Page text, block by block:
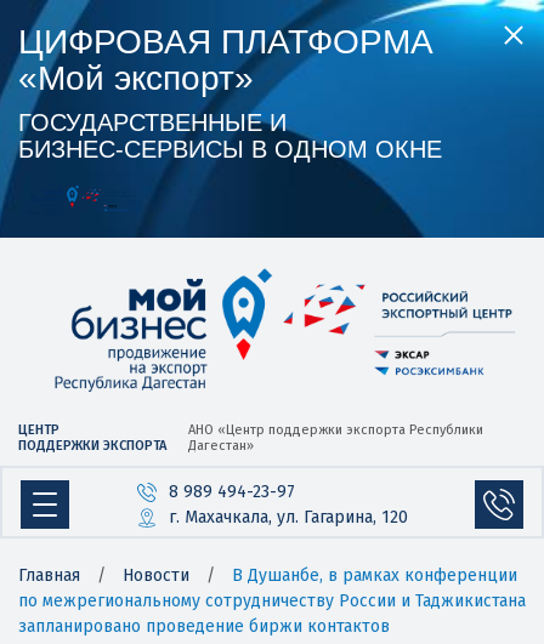
ЦИФРОВАЯ ПЛАТФОРМА
«Мой экспорт»
ГОСУДАРСТВЕННЫЕ И
БИЗНЕС‑СЕРВИСЫ В ОДНОМ ОКНЕ
ЦЕНТР
ПОДДЕРЖКИ ЭКСПОРТА
АНО «Центр поддержки экспорта Республики
Дагестан»
8 989 494-23-97
г. Махачкала, ул. Гагарина, 120
Главная / Новости /
В Душанбе, в рамках конференции
по межрегиональному сотрудничеству России и Таджикистана
запланировано проведение биржи контактов